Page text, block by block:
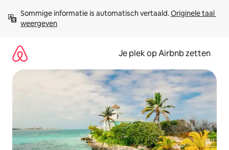
direct
naar
Sommige informatie is automatisch vertaald. Originele taal
weergeven
Je plek op Airbnb zetten